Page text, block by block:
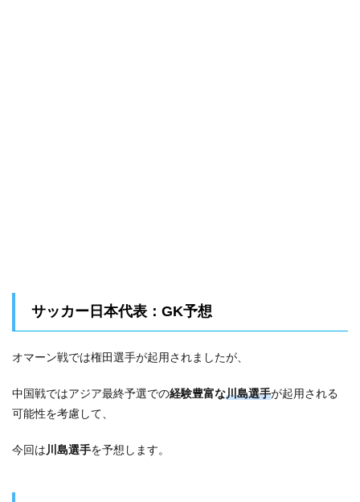
サッカー日本代表：GK予想
オマーン戦では権田選手が起用されましたが、
中国戦ではアジア最終予選での経験豊富な川島選手が起用される
可能性を考慮して、
今回は川島選手を予想します。